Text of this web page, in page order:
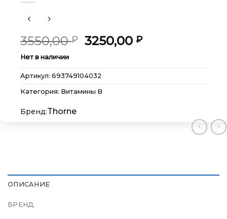
3550,00₽ Первоначальная
составляла
3550,00 ₽.
3250,00₽Текущая
3250,00 ₽.
Нет в наличии
Артикул: 693749104032
Категория: Витамины В
Thorne
ОПИСАНИЕ
БРЕНД
Подарочные сертификаты
Подарочные сертификаты
Подарочные сертификаты